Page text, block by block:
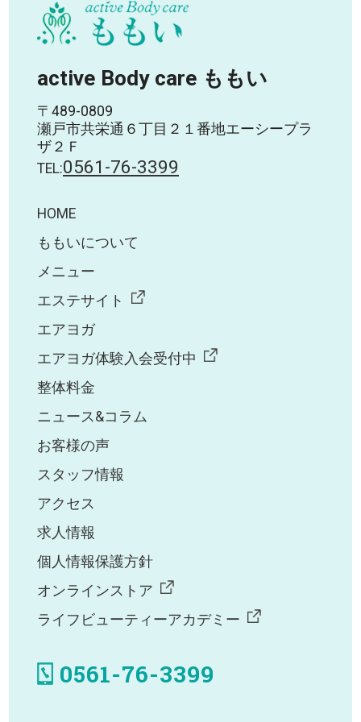
active Body care ももい
〒489-0809
瀬戸市共栄通６丁目２１番地エーシープラ
ザ２Ｆ
TEL:0561-76-3399
HOME
ももいについて
メニュー
エステサイト
エアヨガ
エアヨガ体験入会受付中
整体料金
ニュース&コラム
お客様の声
スタッフ情報
アクセス
求人情報
個人情報保護方針
オンラインストア
ライフビューティーアカデミー
0561-76-3399